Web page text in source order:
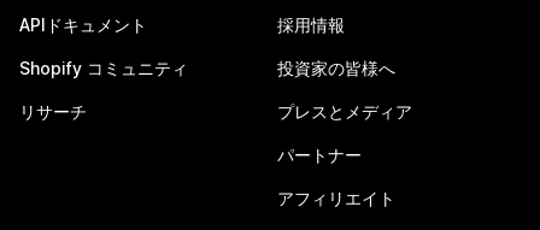
APIドキュメント
Shopify コミュニティ
リサーチ
採用情報
投資家の皆様へ
プレスとメディア
パートナー
アフィリエイト